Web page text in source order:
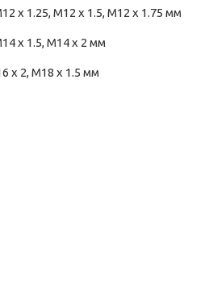
x 1.25, M12 x 1.5, M12 x 1.75 мм
x 1.5, M14 x 2 мм
x 2, M18 x 1.5 мм